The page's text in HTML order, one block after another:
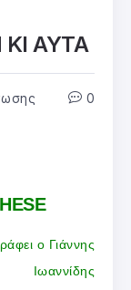
ΑΥΤΑ
0
ο Γιάννης
Ιωαννίδης